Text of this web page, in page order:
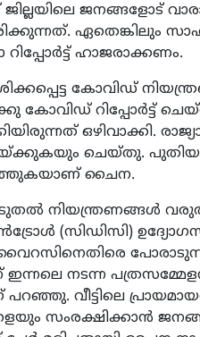
ജനങ്ങളോട്
ഏതെങ്കിലും
ഹാജരാക്കണം.
കോവിഡ്
കോവിഡ് റിപ്പോര്‍ട്ട്
ഒഴിവാക്കി.
ചെയ്തു. പുതിയ
ചൈന.
നിയന്ത്രണങ്ങള്‍
(സിഡിസി)
നടന്ന
വീട്ടിലെ
സംരക്ഷിക്കാന്‍